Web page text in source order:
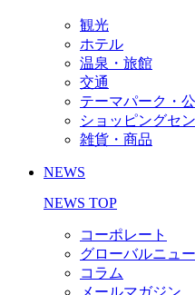
観光
ホテル
温泉・旅館
交通
テーマパーク・
ショッピングセ
雑貨・商品
NEWS
NEWS TOP
コーポレート
グローバルニュ
コラム
メールマガジン